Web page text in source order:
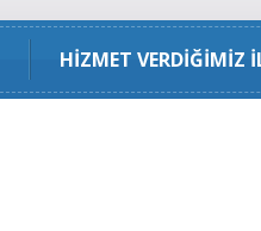
HIZMET VERDIĞIMIZ